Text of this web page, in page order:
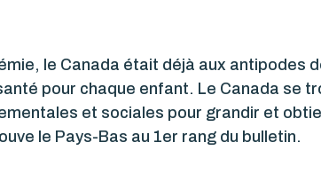
le Canada était déjà aux antipodes
pour chaque enfant. Le Canada se
et sociales pour grandir et
le Pays-Bas au 1er rang du bulletin.